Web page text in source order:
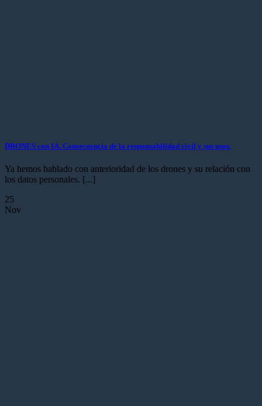
DRONES con IA. Consecuencia de la responsabilidad civil y sus usos.
Ya hemos hablado con anterioridad de los drones y su relación con
los datos personales. [...]
25
Nov